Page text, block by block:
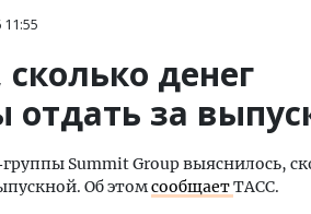
11:55
денег
отдать за
Summit Group выяснилось,
Об этомсообщаетТАСС.